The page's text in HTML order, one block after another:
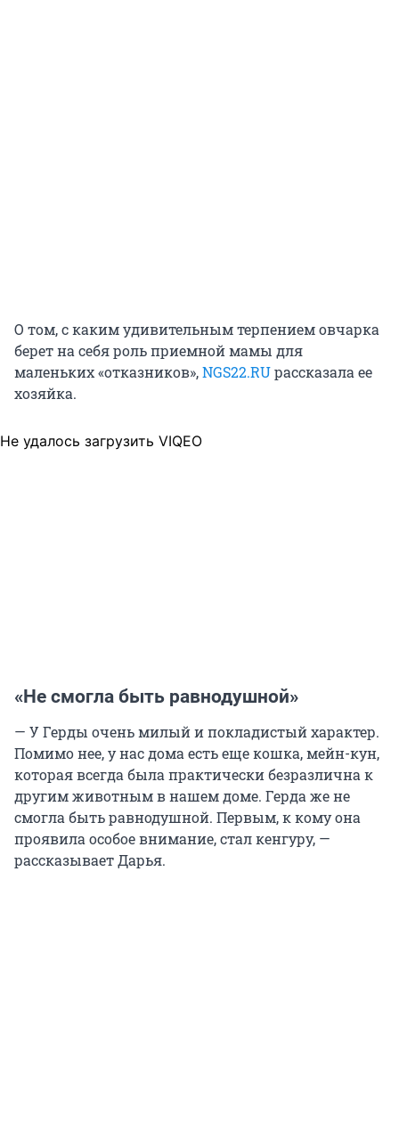
О том, с каким удивительным терпением овчарка
берет на себя роль приемной мамы для
маленьких «отказников»,NGS22.RUрассказала ее
хозяйка.
Не удалось загрузить VIQEO
«Не смогла быть равнодушной»
— У Герды очень милый и покладистый характер.
Помимо нее, у нас дома есть еще кошка, мейн-кун,
которая всегда была практически безразлична к
другим животным в нашем доме. Герда же не
смогла быть равнодушной. Первым, к кому она
проявила особое внимание, стал кенгуру, —
рассказывает Дарья.